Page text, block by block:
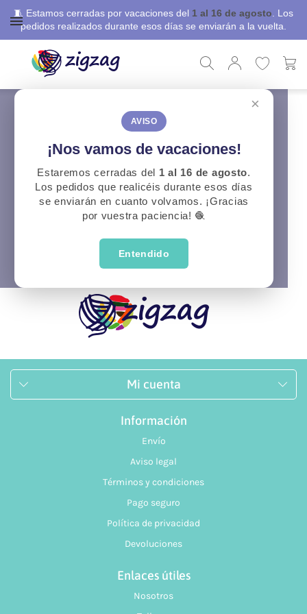
🧵 Estamos cerradas por vacaciones del 1 al 16 de agosto . Los
pedidos realizados durante esos días se enviarán a la vuelta.
×
AVISO
¡Nos vamos de vacaciones!
Estaremos cerradas del 1 al 16 de agosto.
Los pedidos que realicéis durante esos días
se enviarán en cuanto volvamos. ¡Gracias
por vuestra paciencia! 🧶
Entendido
Trenzar
Lamentamos las molestias.
Realice una nueva búsqueda sobre su interés
Mi cuenta
Información
Envío
Aviso legal
Términos y condiciones
Pago seguro
Política de privacidad
Devoluciones
Enlaces útiles
Nosotros